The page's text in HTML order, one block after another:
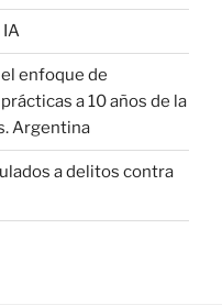
IA
enfoque de
a 10 años de la
Argentina
a delitos contra